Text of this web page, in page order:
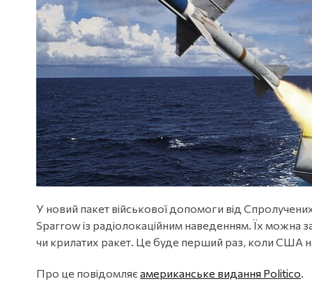
У новий пакет військової допомоги від
Sparrow із радіолокаційним наведенням. Їх можна
чи крилатих ракет. Це буде перший раз, коли США
Про це повідомляєамериканське видання Politico.